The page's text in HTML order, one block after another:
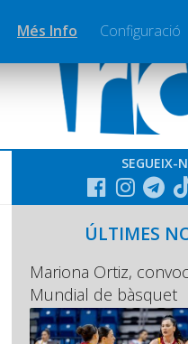
SEGUEIX-
ÚLTIMES
Mariona Ortiz,
Mundial de bàsquet
Més Info Configuració